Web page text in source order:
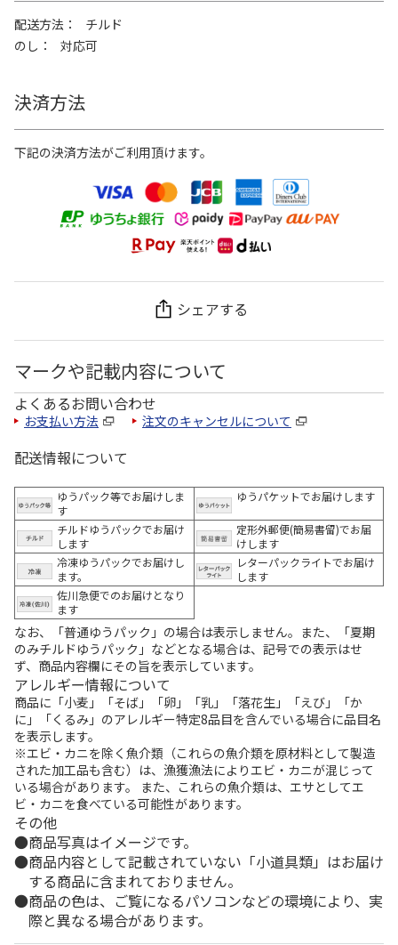
配送方法
チルド
のし
対応可
決済方法
下記の決済方法がご利用頂けます。
シェアする
マークや記載内容について
よくあるお問い合わせ
お支払い方法 注文のキャンセルについて
配送情報について
ゆうパック等でお届けしま
す
ゆうパケットでお届けします
チルドゆうパックでお届け
します
定形外郵便(簡易書留)でお届
けします
冷凍ゆうパックでお届けし
ます。
レターパックライトでお届け
します
佐川急便でのお届けとなり
ます
なお、「普通ゆうパック」の場合は表示しません。また、「夏期
のみチルドゆうパック」などとなる場合は、記号での表示はせ
ず、商品内容欄にその旨を表示しています。
アレルギー情報について
商品に「小麦」「そば」「卵」「乳」「落花生」「えび」「か
に」「くるみ」のアレルギー特定8品目を含んでいる場合に品目名
を表示します。
※エビ・カニを除く魚介類（これらの魚介類を原材料として製造
された加工品も含む）は、漁獲漁法によりエビ・カニが混じって
いる場合があります。 また、これらの魚介類は、エサとしてエ
ビ・カニを食べている可能性があります。
その他
商品写真はイメージです。
商品内容として記載されていない「小道具類」はお届け
する商品に含まれておりません。
商品の色は、ご覧になるパソコンなどの環境により、実
際と異なる場合があります。